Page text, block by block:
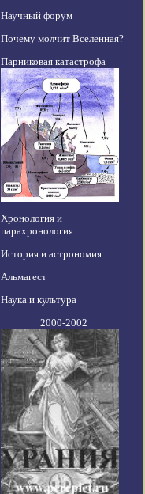
Научный форум
Почему молчит Вселенная?
Парниковая катастрофа
Хронология и
парахронология
История и астрономия
Альмагест
Наука и культура
2000-2002